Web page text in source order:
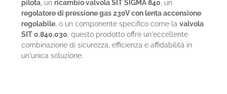
pilota , unricambio valvola SIT SIGMA 840 , un
regolatore di pressione gas 230V con lenta accensione
regolabile , o un componente specifico come lavalvola
SIT 0.840.030 , questo prodotto offre un'eccellente
combinazione di sicurezza, efficienza e affidabilità in
un'unica soluzione.